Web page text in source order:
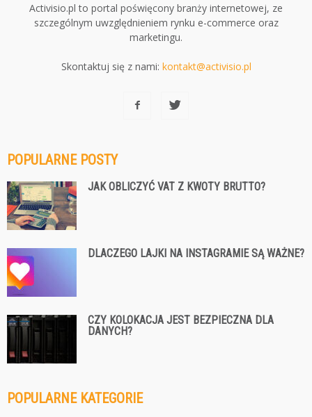
Activisio.pl to portal poświęcony branży internetowej, ze
szczególnym uwzględnieniem rynku e-commerce oraz
marketingu.
Skontaktuj się z nami: kontakt@activisio.pl
POPULARNE POSTY
JAK OBLICZYĆ VAT Z KWOTY BRUTTO?
DLACZEGO LAJKI NA INSTAGRAMIE SĄ WAŻNE?
CZY KOLOKACJA JEST BEZPIECZNA DLA
DANYCH?
POPULARNE KATEGORIE